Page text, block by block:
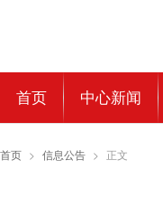
首页 中心新闻
首页 > 信息公告 > 正文